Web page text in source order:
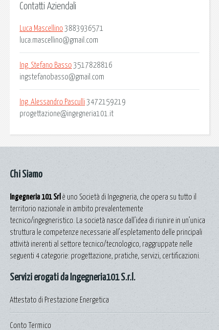
Contatti Aziendali
Luca Mascellino 3883936571
luca.mascellino@gmail.com
Ing. Stefano Basso 3517828816
ingstefanobasso@gmail.com
Ing. Alessandro Pasculli 3472159219
progettazione@ingegneria101.it
Servizi erogati da Ingegneria101 S.r.l.
Attestato di Prestazione Energetica
Conto Termico
Chi Siamo
Ingegneria 101 Srl è uno Società di Ingegneria, che opera su tutto il
territorio nazionale in ambito prevalentemente
tecnico/ingegneristico. La società nasce dall’idea di riunire in un’unica
struttura le competenze necessarie all’espletamento delle principali
attività inerenti al settore tecnico/tecnologico, raggruppate nelle
seguenti 4 categorie: progettazione, pratiche, servizi, certificazioni.